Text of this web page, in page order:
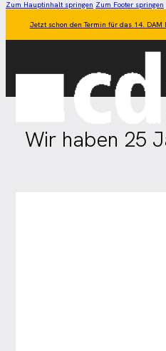
Zum Hauptinhalt springen Zum Footer springen
Jetzt schon den Termin für das 14.
Wir haben 25